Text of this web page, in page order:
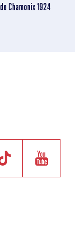
Chamonix 1924